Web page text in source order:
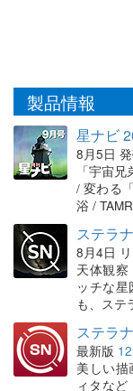
製品情報
星ナビ
8月5日
「宇宙
/ 変わる
浴 /
ステラ
8月4日
天体観察
ッチな
も、ステ
ステラ
最新版
美しい
ィタな